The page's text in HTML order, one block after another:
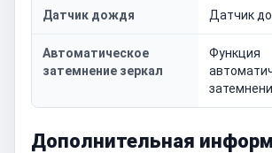
Датчик дождя Датчик
Автоматическое
затемнение зеркал
Функция
Дополнительная